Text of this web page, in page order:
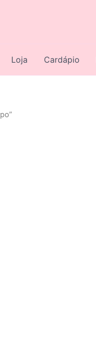
Loja Cardápio